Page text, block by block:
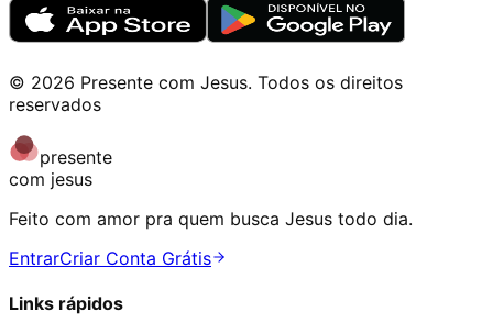
© 2026 Presente com Jesus. Todos os direitos
reservados
presente
com jesus
Feito com amor pra quem busca Jesus todo dia.
EntrarCriar Conta Grátis
Links rápidos